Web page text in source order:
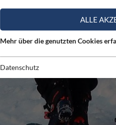
ALLE
Mehr über die genutzten Cookies
Datenschutz